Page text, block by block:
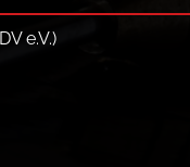
e.V.)